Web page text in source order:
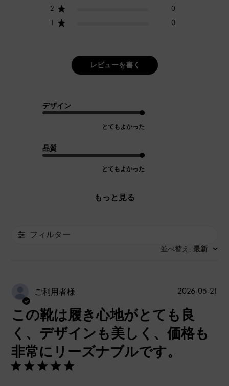
2
0
1
0
レビューを書く
デザイン
とてもよかった
品質
とてもよかった
もっと見る
フィルター
並べ替え : 最新
ご利用者様
この靴は履き心地がとても良
く、デザインも美しく、価格も
非常にリーズナブルです。
2026-05-21